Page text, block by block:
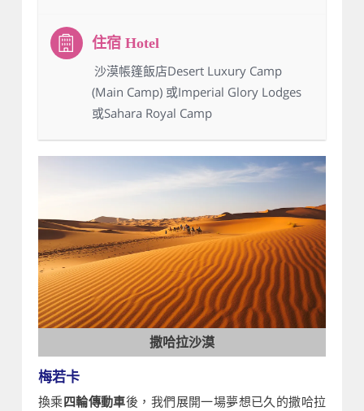
：沙漠帳篷飯店Desert Luxury Camp
(Main Camp) 或Imperial Glory Lodges
或Sahara Royal Camp
撒哈拉沙漠
梅若卡
換乘四輪傳動車後，我們展開一場夢想已久的撒哈拉